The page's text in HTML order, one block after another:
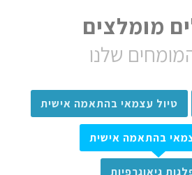
מומלצים
שלנו
טיול עצמאי בהתאמה אישית
בהתאמה אישית
גיאוגרפיות